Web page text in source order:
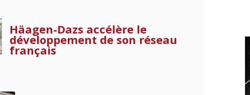
Häagen-Dazs accélère le
développement de son réseau
français